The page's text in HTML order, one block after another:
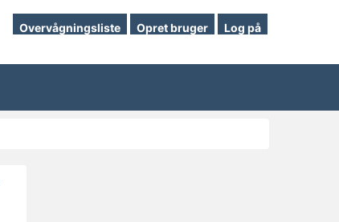
Overvågningsliste Opret bruger Log på